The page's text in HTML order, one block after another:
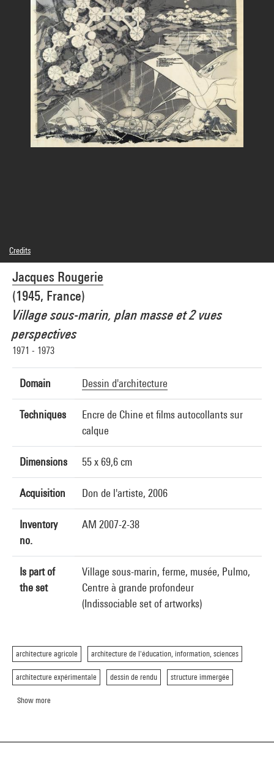
Jacques Rougerie
(1945, France)
Village sous-marin, plan masse et 2 vues
perspectives
1971 - 1973
Domain Dessin d'architecture
Techniques
Encre de Chine et films autocollants sur
calque
Dimensions 55 x 69,6 cm
Acquisition Don de l'artiste, 2006
Inventory
no.
AM 2007-2-38
Is part of
the set
Village sous-marin, ferme, musée, Pulmo,
Centre à grande profondeur
(Indissociable set of artworks)
architecture agricole architecture de l'éducation, information, sciences
architecture expérimentale dessin de rendu structure immergée
Show more
Credits
© Jacques Rougerie
Photo credits : Centre Pompidou, MNAM-CCI/Georges Meguerditchian/Dist.
GrandPalaisRmn
Image reference : 4N21110
Image presentation : GrandPalaisRmnPhoto